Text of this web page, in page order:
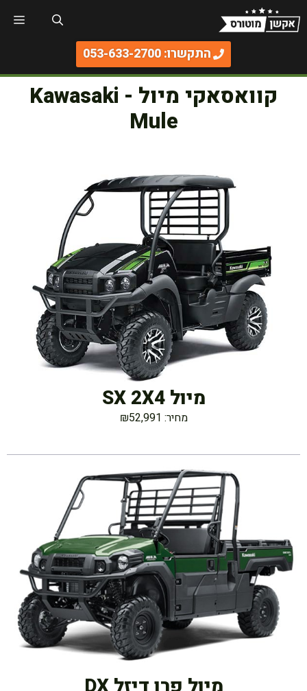
לתוכן
התקשרו: 053-633-2700
קוואסאקי מיול - Kawasaki
Mule
מיול SX 2X4
מחיר: ₪52,991